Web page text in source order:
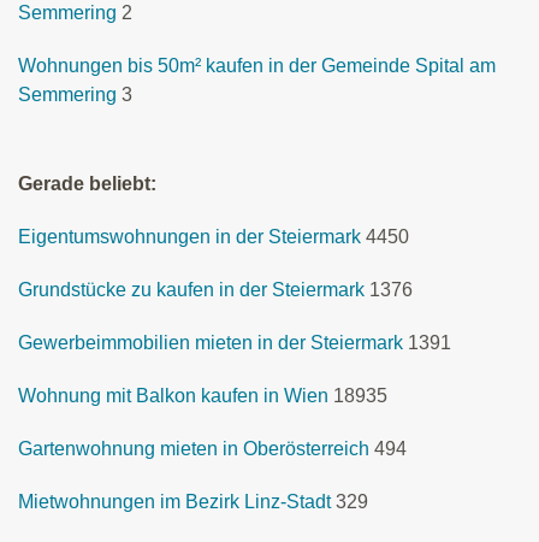
Semmering 2
Wohnungen bis 50m² kaufen in der Gemeinde Spital am
Semmering 3
Gerade beliebt:
Eigentumswohnungen in der Steiermark 4450
Grundstücke zu kaufen in der Steiermark 1376
Gewerbeimmobilien mieten in der Steiermark 1391
Wohnung mit Balkon kaufen in Wien 18935
Gartenwohnung mieten in Oberösterreich 494
Mietwohnungen im Bezirk Linz-Stadt 329